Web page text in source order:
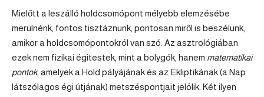
Mielőtt a leszálló holdcsomópont mélyebb elemzésébe
merülnénk, fontos tisztáznunk, pontosan miről is beszélünk,
amikor a holdcsomópontokról van szó. Az asztrológiában
ezek nem fizikai égitestek, mint a bolygók, hanem matematikai
pontok, amelyek a Hold pályájának és az Ekliptikának (a Nap
látszólagos égi útjának) metszéspontjait jelölik. Két ilyen